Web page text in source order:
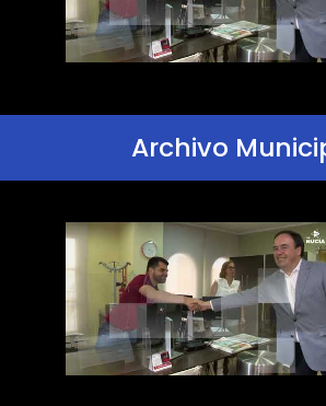
Archivo